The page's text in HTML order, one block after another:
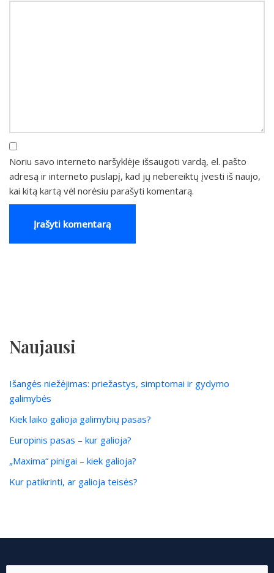
Noriu savo interneto naršyklėje išsaugoti vardą, el. pašto
adresą ir interneto puslapį, kad jų nebereiktų įvesti iš naujo,
kai kitą kartą vėl norėsiu parašyti komentarą.
Naujausi
Išangės niežėjimas: priežastys, simptomai ir gydymo
galimybės
Kiek laiko galioja galimybių pasas?
Europinis pasas – kur galioja?
„Maxima“ pinigai – kiek galioja?
Kur patikrinti, ar galioja teisės?